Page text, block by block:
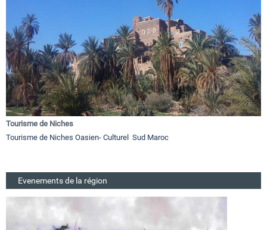
Tourisme de Niches
Tourisme de Niches Oasien- Culturel Sud Maroc
Evenements de la région